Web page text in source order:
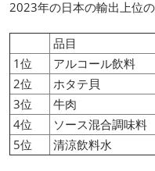
2023年の日本の輸出上位
品目
1位
アルコール飲料
2位
ホタテ貝
3位
牛肉
4位
ソース混合調味料
5位
清涼飲料水